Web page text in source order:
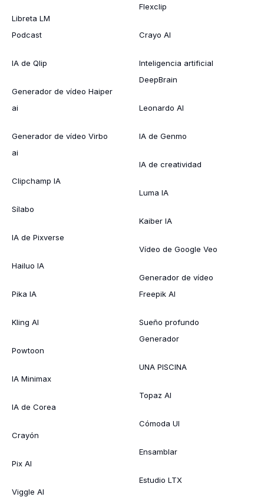
Libreta LM
Podcast
IA de Qlip
Generador de vídeo Haiper
ai
Generador de vídeo Virbo
ai
Clipchamp IA
Sílabo
IA de Pixverse
Hailuo IA
Pika IA
Kling AI
Powtoon
IA Minimax
IA de Corea
Crayón
Pix AI
Viggle AI
Flexclip
Crayo AI
Inteligencia artificial
DeepBrain
Leonardo AI
IA de Genmo
IA de creatividad
Luma IA
Kaiber IA
Vídeo de Google Veo
Generador de vídeo
Freepik AI
Sueño profundo
Generador
UNA PISCINA
Topaz AI
Cómoda UI
Ensamblar
Estudio LTX